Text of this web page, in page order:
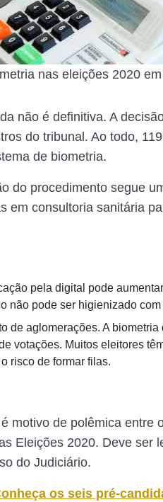
nas eleições 2020
não é definitiva. A
do tribunal. Ao todo,
de biometria.
do procedimento segue
em consultoria sanitária
pela digital pode
não pode ser higienizado
de aglomerações. A
votações. Muitos eleitores
risco de formar filas.
motivo de polêmica entre
Eleições 2020. Deve ser
do Judiciário.
os seis pré-